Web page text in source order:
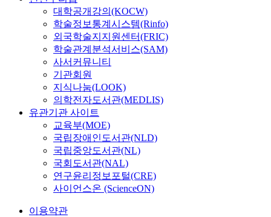
대학공개강의(KOCW)
학술정보통계시스템(Rinfo)
외국학술지지원센터(FRIC)
학술관계분석서비스(SAM)
사서커뮤니티
기관회원
지식나눔(LOOK)
의학전자도서관(MEDLIS)
유관기관 사이트
교육부(MOE)
국립장애인도서관(NLD)
국립중앙도서관(NL)
국회도서관(NAL)
연구윤리정보포털(CRE)
사이언스온 (ScienceON)
이용약관